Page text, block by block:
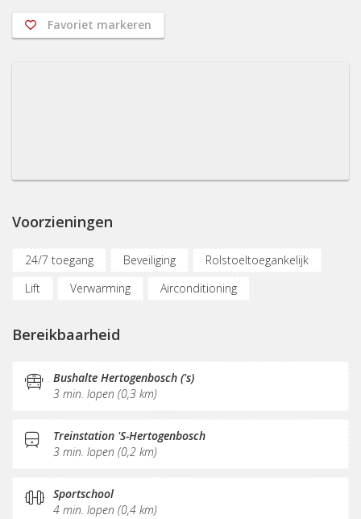
Favoriet markeren
Voorzieningen
24/7 toegang Beveiliging
Rolstoeltoegankelijk
Lift
Verwarming
Airconditioning
Fietsenstalling
Vergaderplekken
Belruimte
Internetmogelijkheden
KVK-inschrijving
Sociaal hart
Pantry
Schoonmaak
Postverwerking
Bereikbaarheid
Bushalte Hertogenbosch ('s)
3 min. lopen (0,3 km)
Treinstation 'S-Hertogenbosch
3 min. lopen (0,2 km)
Sportschool
4 min. lopen (0,4 km)